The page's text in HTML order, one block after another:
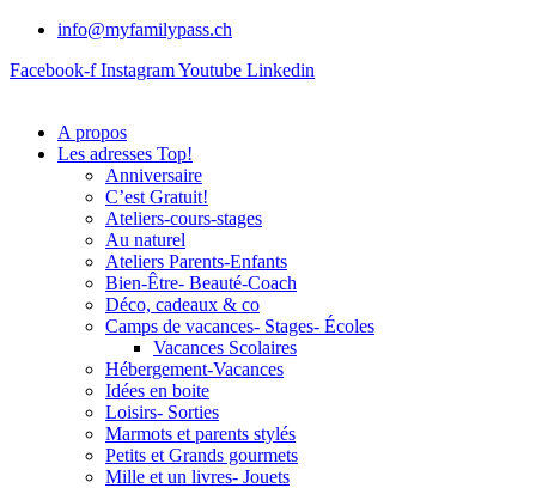
info@myfamilypass.ch
Facebook-f InstagramYoutube Linkedin
A propos
Les adresses Top!
Anniversaire
C’est Gratuit!
Ateliers-cours-stages
Au naturel
Ateliers Parents-Enfants
Bien-Être- Beauté-Coach
Déco, cadeaux & co
Camps de vacances- Stages- Écoles
Vacances Scolaires
Hébergement-Vacances
Idées en boite
Loisirs- Sorties
Marmots et parents stylés
Petits et Grands gourmets
Mille et un livres- Jouets